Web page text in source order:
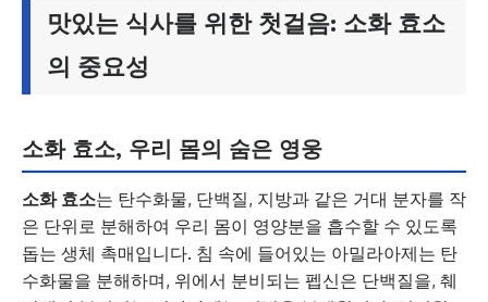
맛있는 식사를 위한 첫걸음: 소화 효소
의 중요성
소화 효소, 우리 몸의 숨은 영웅
소화 효소는 탄수화물, 단백질, 지방과 같은 거대 분자를 작
은 단위로 분해하여 우리 몸이 영양분을 흡수할 수 있도록
돕는 생체 촉매입니다. 침 속에 들어있는 아밀라아제는 탄
수화물을 분해하며, 위에서 분비되는 펩신은 단백질을, 췌